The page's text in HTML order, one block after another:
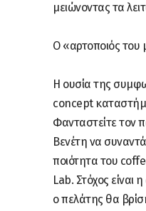
μειώνοντας τα
Ο «αρτοποιός του
Η ουσία της
concept
Φανταστείτε τον
Βενέτη να
ποιότητα του
Lab. Στόχος είναι
ο πελάτης θα